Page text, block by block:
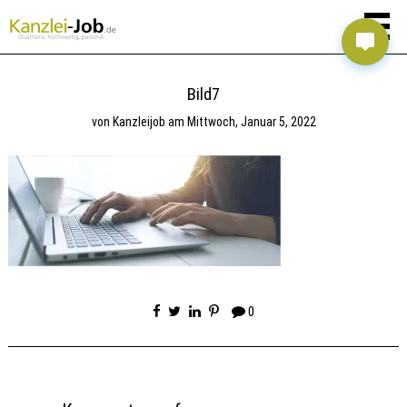
Bild7
von Kanzleijob am Mittwoch, Januar 5, 2022
0